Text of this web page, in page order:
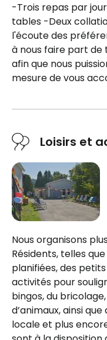
-Trois repas par
tables -Deux
l'écoute des
à nous faire part de
afin que nous
mesure de vous
Loisirs et
Nous organisons
Résidents, telles
planifiées, des
activités pour
bingos, du
d’animaux, ainsi
locale et plus